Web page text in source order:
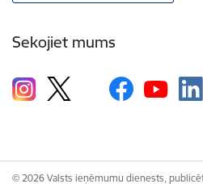
Sekojiet mums
© 2026 Valsts ieņēmumu dienests,